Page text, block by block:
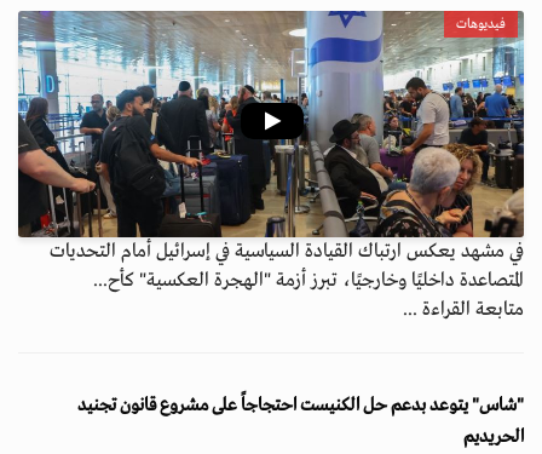
فيديوهات
في مشهد يعكس ارتباك القيادة السياسية في إسرائيل أمام التحديات
المتصاعدة داخليًا وخارجيًا، تبرز أزمة "الهجرة العكسية" كأح...
متابعة القراءة ...
"شاس" يتوعد بدعم حل الكنيست احتجاجاً على مشروع قانون تجنيد
الحريديم